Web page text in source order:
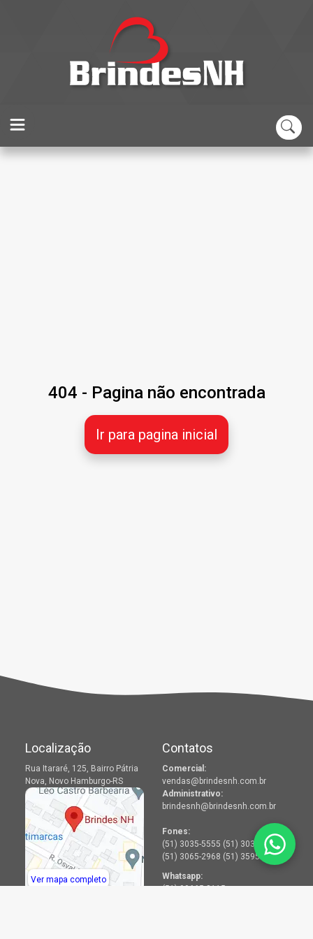
404 - Pagina não encontrada
Ir para pagina inicial
Localização
Rua Itararé, 125, Bairro Pátria
Nova, Novo Hamburgo-RS
Ver mapa completo
Contatos
Comercial:
vendas@brindesnh.com.br
Administrativo:
brindesnh@brindesnh.com.br
Fones:
(51) 3035-5555 (51) 3036-2968
(51) 3065-2968 (51) 3595-2968
Whatsapp:
(51) 99665-8115